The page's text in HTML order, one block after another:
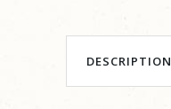
-
DESCRIPTION